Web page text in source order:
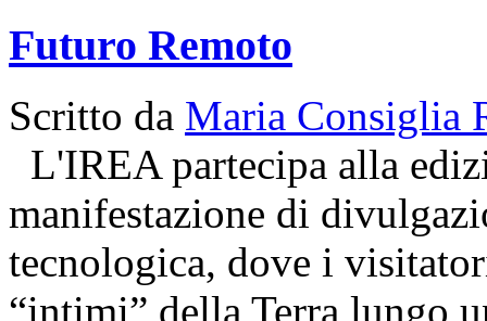
Futuro Remoto
Scritto da Maria Consiglia
L'IREA partecipa alla
manifestazione di
tecnologica, dove i
“intimi” della Terra lungo